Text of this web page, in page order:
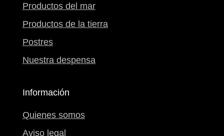
Productos del mar
Productos de la tierra
Postres
Nuestra despensa
Información
Quienes somos
Aviso legal